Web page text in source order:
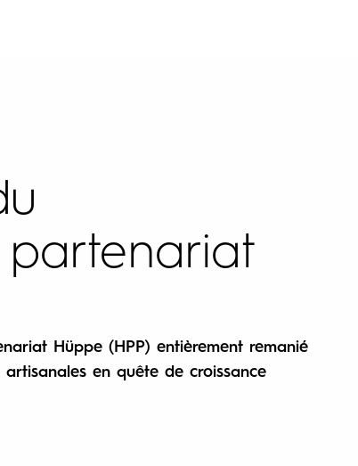
Hüppe (HPP) entièrement remanié
en quête de croissance